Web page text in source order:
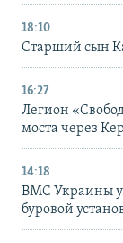
18:10
Старший сын
16:27
Легион
моста через
14:18
ВМС Украины
буровой